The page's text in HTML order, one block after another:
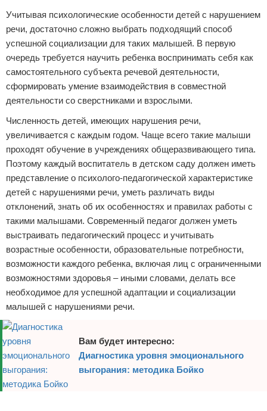
Учитывая психологические особенности детей с нарушением
речи, достаточно сложно выбрать подходящий способ
успешной социализации для таких малышей. В первую
очередь требуется научить ребенка воспринимать себя как
самостоятельного субъекта речевой деятельности,
сформировать умение взаимодействия в совместной
деятельности со сверстниками и взрослыми.
Численность детей, имеющих нарушения речи,
увеличивается с каждым годом. Чаще всего такие малыши
проходят обучение в учреждениях общеразвивающего типа.
Поэтому каждый воспитатель в детском саду должен иметь
представление о психолого-педагогической характеристике
детей с нарушениями речи, уметь различать виды
отклонений, знать об их особенностях и правилах работы с
такими малышами. Современный педагог должен уметь
выстраивать педагогический процесс и учитывать
возрастные особенности, образовательные потребности,
возможности каждого ребенка, включая лиц с ограниченными
возможностями здоровья – иными словами, делать все
необходимое для успешной адаптации и социализации
малышей с нарушениями речи.
Вам будет интересно:
Диагностика уровня эмоционального
выгорания: методика Бойко